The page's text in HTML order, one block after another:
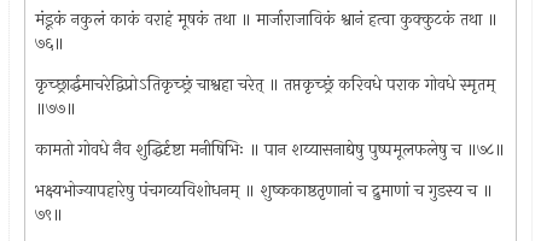
मंडूकं नकुलं काकं वराहं मूषकं तथा ॥ मार्जाराजाविकं श्वानं हत्वा कुक्कुटकं तथा ॥
७६॥
कृच्छ्रार्द्धमाचरेद्विप्रोऽतिकृच्छ्रं चाश्वहा चरेत् ॥ तप्तकृच्छ्रं करिवधे पराक गोवधे स्मृतम्
॥७७॥
कामतो गोवधे नैव शुद्धिर्दृष्टा मनीषिभिः ॥ पान शय्यासनाद्येषु पुष्पमूलफलेषु च ॥७८॥
भक्ष्यभोज्यापहारेषु पंचगव्यविशोधनम् ॥ शुष्ककाष्ठतृणानां च द्रुमाणां च गुडस्य च ॥
७९॥